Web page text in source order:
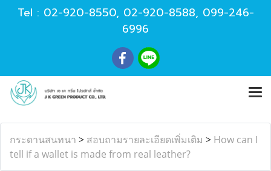
Tel : 02-920-8550, 02-920-8588, 099-246-
6996
กระดานสนทนา > สอบถามรายละเอียดเพิ่มเติม > How can I
tell if a wallet is made from real leather?